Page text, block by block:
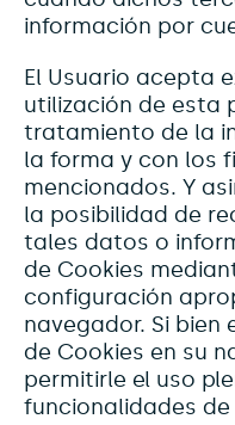
información por
El Usuario acepta
utilización de esta
tratamiento de la
la forma y con los
mencionados. Y
la posibilidad de
tales datos o
de Cookies
configuración
navegador. Si
de Cookies en su
permitirle el uso
funcionalidades